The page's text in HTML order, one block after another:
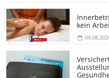
kein